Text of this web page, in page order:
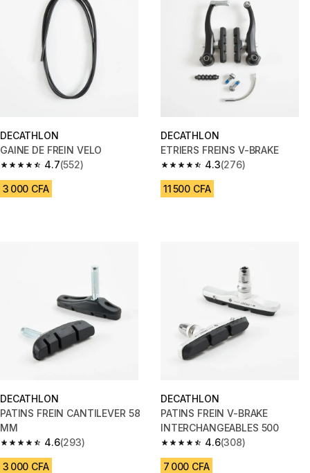
DECATHLON
GAINE DE FREIN VELO
4.7
4.7 out of 5 stars from 552 reviews
(552)
3 000 CFA
DECATHLON
ETRIERS FREINS V-BRAKE
4.3
4.3 out of 5 stars from 276
(276)
11 500 CFA
DECATHLON
PATINS FREIN CANTILEVER 58
MM
4.6
4.6 out of 5 stars from 293 reviews
(293)
3 000 CFA
DECATHLON
PATINS FREIN V-BRAKE
INTERCHANGEABLES 500
4.6
4.6 out of 5 stars from 308
(308)
7 000 CFA